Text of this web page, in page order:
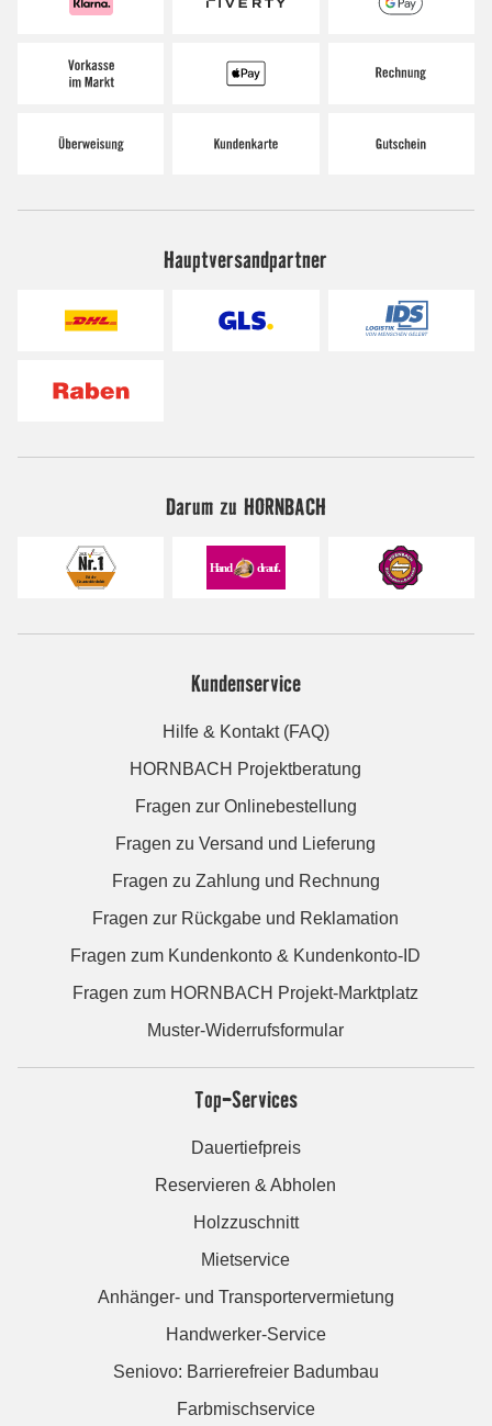
Hauptversandpartner
Darum zu HORNBACH
Kundenservice
Hilfe & Kontakt (FAQ)
HORNBACH Projektberatung
Fragen zur Onlinebestellung
Fragen zu Versand und Lieferung
Fragen zu Zahlung und Rechnung
Fragen zur Rückgabe und Reklamation
Fragen zum Kundenkonto & Kundenkonto-ID
Fragen zum HORNBACH Projekt-Marktplatz
Muster-Widerrufsformular
Top-Services
Dauertiefpreis
Reservieren & Abholen
Holzzuschnitt
Mietservice
Anhänger- und Transportervermietung
Handwerker-Service
Seniovo: Barrierefreier Badumbau
Farbmischservice